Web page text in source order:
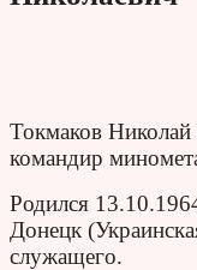
Токмаков
командир
Родился
Донецк
служащего.